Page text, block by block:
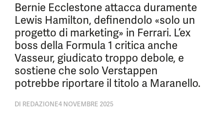
Bernie Ecclestone attacca duramente
Lewis Hamilton, definendolo «solo un
progetto di marketing» in Ferrari. L’ex
boss della Formula 1 critica anche
Vasseur, giudicato troppo debole, e
sostiene che solo Verstappen
potrebbe riportare il titolo a Maranello.
DI REDAZIONE4 NOVEMBRE 2025